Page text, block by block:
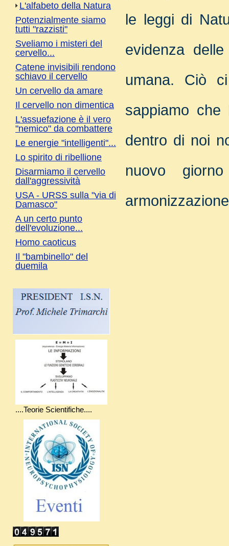
le leggi di
evidenza
umana. Ciò
sappiamo che
dentro di noi
nuovo
L'alfabeto della Natura
Potenzialmente siamo
tutti "razzisti"
Sveliamo i misteri del
cervello...
Catene invisibili rendono
schiavo il cervello
Un cervello da amare
Il cervello non dimentica
L'assuefazione è il vero
"nemico" da combattere
Le energie "intelligenti"...
Lo spirito di ribellione
Disarmiamo il cervello
dall'aggressività
USA - URSS sulla "via di
Damasco"
A un certo punto
dell'evoluzione...
Homo caoticus
Il "bambinello" del
duemila
....Teorie Scientifiche....